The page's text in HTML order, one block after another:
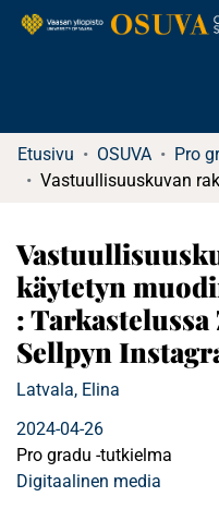
Etusivu OSUVA
käytetyn
: Tarkastelussa
Sellpyn
Latvala, Elina
2024-04-26
Pro gradu -tutkielma
Digitaalinen media